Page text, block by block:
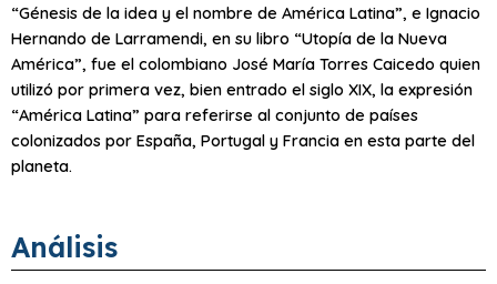
“Génesis de la idea y el nombre de América Latina”, e Ignacio
Hernando de Larramendi, en su libro “Utopía de la Nueva
América”, fue el colombiano José María Torres Caicedo quien
utilizó por primera vez, bien entrado el siglo XIX, la expresión
“América Latina” para referirse al conjunto de países
colonizados por España, Portugal y Francia en esta parte del
planeta.
Análisis